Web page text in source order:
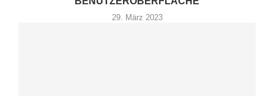
29. März 2023